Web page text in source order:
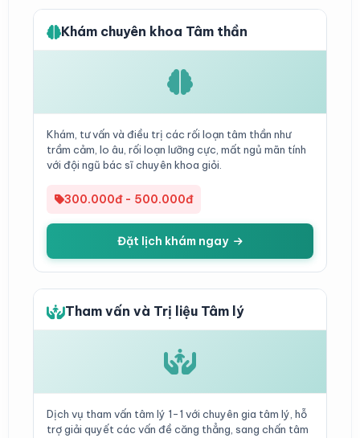
Khám chuyên khoa Tâm thần
Khám, tư vấn và điều trị các rối loạn tâm thần như
trầm cảm, lo âu, rối loạn lưỡng cực, mất ngủ mãn tính
với đội ngũ bác sĩ chuyên khoa giỏi.
300.000đ - 500.000đ
Đặt lịch khám ngay
Tham vấn và Trị liệu Tâm lý
Dịch vụ tham vấn tâm lý 1-1 với chuyên gia tâm lý, hỗ
trợ giải quyết các vấn đề căng thẳng, sang chấn tâm